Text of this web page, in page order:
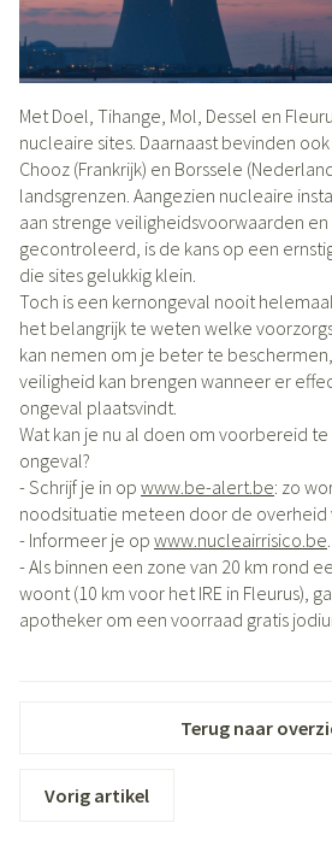
Met Doel, Tihange, Mol, Dessel en
nucleaire sites. Daarnaast bevinden
Chooz (Frankrijk) en Borssele
landsgrenzen. Aangezien nucleaire
aan strenge veiligheidsvoorwaarden
gecontroleerd, is de kans op een
die sites gelukkig klein.
Toch is een kernongeval nooit
het belangrijk te weten welke
kan nemen om je beter te
veiligheid kan brengen wanneer er
ongeval plaatsvindt.
Wat kan je nu al doen om voorbereid
ongeval?
- Schrijf je in op www.be-alert.be: zo
noodsituatie meteen door de overheid
- Informeer je op www.nucleairrisico.be.
- Als binnen een zone van 20 km rond
woont (10 km voor het IRE in Fleurus),
apotheker om een voorraad gratis
Terug naar
Vorig artikel